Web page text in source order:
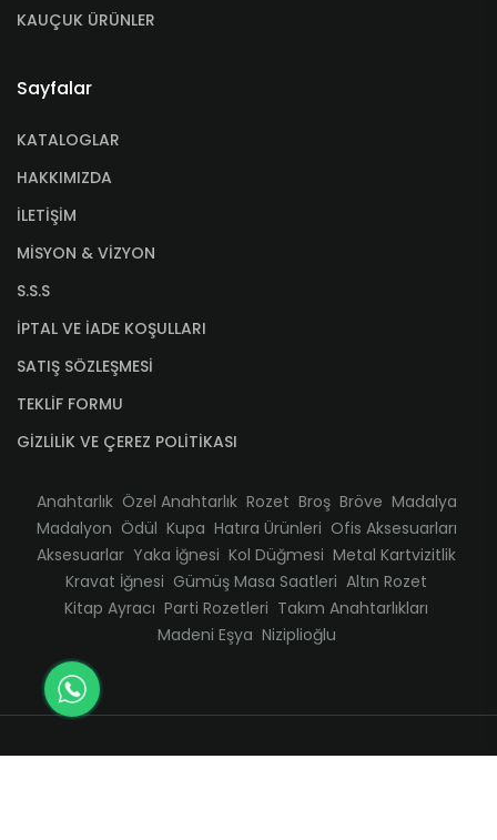
KAUÇUK ÜRÜNLER
Sayfalar
KATALOGLAR
HAKKIMIZDA
İLETİŞİM
MİSYON & VİZYON
S.S.S
İPTAL VE İADE KOŞULLARI
SATIŞ SÖZLEŞMESİ
TEKLİF FORMU
GİZLİLİK VE ÇEREZ POLİTİKASI
Anahtarlık Özel Anahtarlık Rozet Broş Bröve Madalya
Madalyon Ödül Kupa Hatıra Ürünleri Ofis Aksesuarları
Aksesuarlar Yaka İğnesi Kol Düğmesi Metal Kartvizitlik
Kravat İğnesi Gümüş Masa Saatleri Altın Rozet
Kitap Ayracı Parti Rozetleri Takım Anahtarlıkları
Madeni Eşya Niziplioğlu